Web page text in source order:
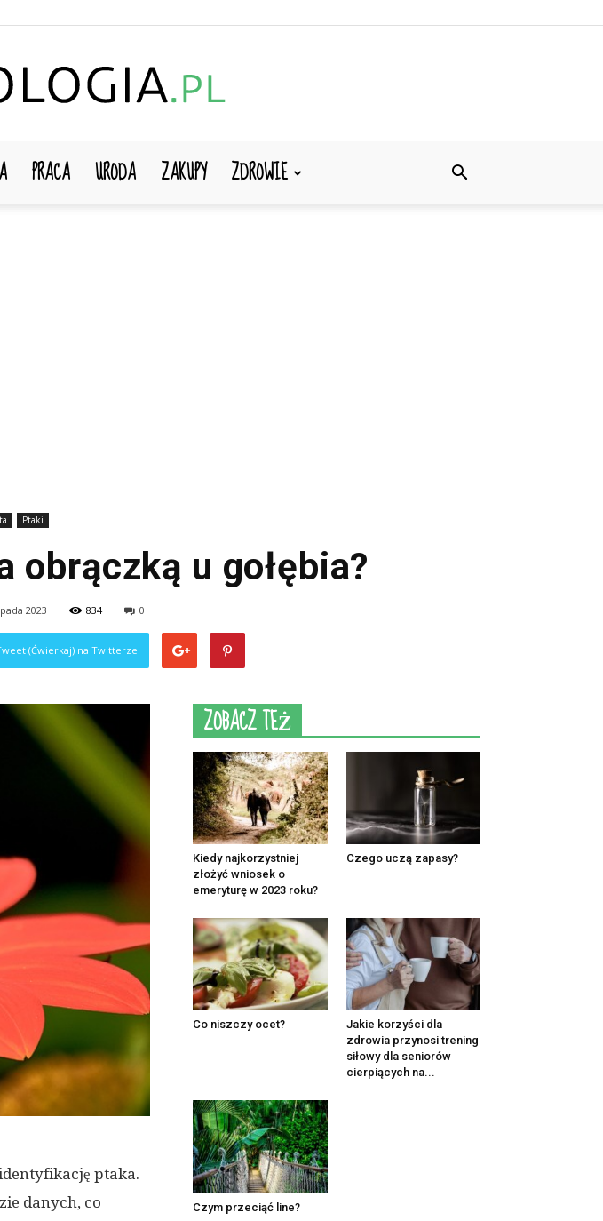
Cyrkologia.pl
PRACA URODA ZAKUPY ZDROWIE
Ptaki
obrączką u gołębia?
2023 834 0
(Ćwierkaj) na Twitterze
ptaka.
danych, co
ZOBACZ TEŻ
Kiedy najkorzystniej
złożyć wniosek o
emeryturę w 2023 roku?
Czego uczą zapasy?
Co niszczy ocet?
Jakie korzyści dla
zdrowia przynosi trening
siłowy dla seniorów
cierpiących na...
Czym przeciąć line?